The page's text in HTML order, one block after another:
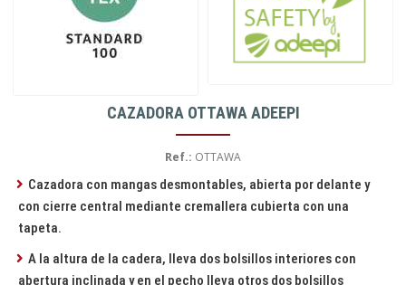
CAZADORA OTTAWA ADEEPI
Ref.: OTTAWA
Cazadora con mangas desmontables, abierta por delante y
con cierre central mediante cremallera cubierta con una
tapeta.
A la altura de la cadera, lleva dos bolsillos interiores con
abertura inclinada y en el pecho lleva otros dos bolsillos